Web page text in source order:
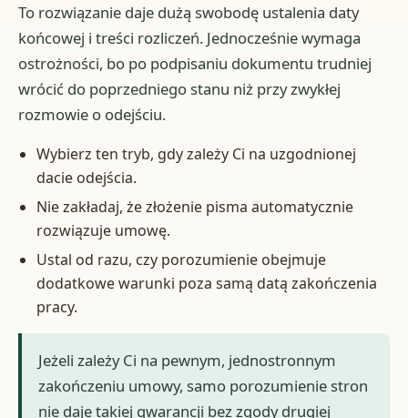
To rozwiązanie daje dużą swobodę ustalenia daty
końcowej i treści rozliczeń. Jednocześnie wymaga
ostrożności, bo po podpisaniu dokumentu trudniej
wrócić do poprzedniego stanu niż przy zwykłej
rozmowie o odejściu.
Wybierz ten tryb, gdy zależy Ci na uzgodnionej
dacie odejścia.
Nie zakładaj, że złożenie pisma automatycznie
rozwiązuje umowę.
Ustal od razu, czy porozumienie obejmuje
dodatkowe warunki poza samą datą zakończenia
pracy.
Jeżeli zależy Ci na pewnym, jednostronnym
zakończeniu umowy, samo porozumienie stron
nie daje takiej gwarancji bez zgody drugiej